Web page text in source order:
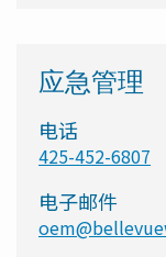
应急管理
电话
425-452-6807
电子邮件